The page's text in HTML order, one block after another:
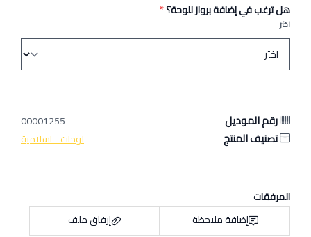
هل ترغب في إضافة برواز للوحة؟*
اختر
رقم الموديل 00001255
تصنيف المنتج لوحات - اسلامية
المرفقات
إضافة ملاحظة
إرفاق ملف